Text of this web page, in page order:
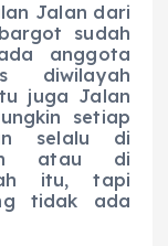
Jalan dari
sudah
anggota
diwilayah
juga Jalan
setiap
selalu di
atau di
itu, tapi
tidak ada